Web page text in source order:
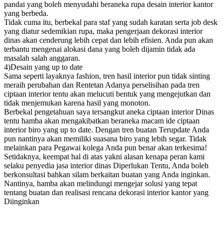
pandai yang boleh menyudahi beraneka rupa desain interior kantor
yang berbeda.
Tidak cuma itu, berbekal para staf yang sudah karatan serta job desk
yang diatur sedemikian rupa, maka pengerjaan dekorasi interior
dinas akan cenderung lebih cepat dan lebih efisien. Anda pun akan
terbantu mengenai alokasi dana yang boleh dijamin tidak ada
masalah salah anggaran.
4)Desain yang up to date
Sama seperti layaknya fashion, tren hasil interior pun tidak sinting
meraih perubahan dan Rentetan Adanya perselisihan pada tren
ciptaan interior tentu akan melucuti bentuk yang mengejutkan dan
tidak menjemukan karena hasil yang monoton.
Berbekal pengetahuan saya tersangkut aneka ciptaan interior Dinas
tentu hamba akan mengakibatkan beraneka macam ide ciptaan
interior biro yang up to date. Dengan tren buatan Terupdate Anda
pun nantinya akan memiliki suasana biro yang lebih segar. Tidak
melainkan para Pegawai kolega Anda pun benar akan terkesima!
Setidaknya, keempat hal di atas yakni alasan kenapa peran kami
selaku penyedia jasa interior dinas Diperlukan Tentu, Anda boleh
berkonsultasi bahkan silam berkaitan buatan yang Anda inginkan.
Nantinya, hamba akan melindungi mengejar solusi yang tepat
tentang buatan dan realisasi rencana dekorasi interior kantor yang
Diinginkan